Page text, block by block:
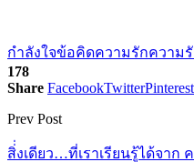
กำลังใจข้อคิดความรักความ
178
Share FacebookTwitterPinterest
Prev Post
สิ่่งเดียว…ที่เราเรียนรู้ได้จา